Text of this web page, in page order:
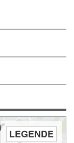
LEGENDE